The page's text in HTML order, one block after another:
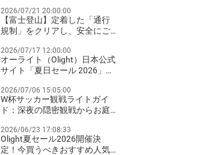
登場！
2026/07/21 20:00:00
【富士登山】定着した「通行
規制」をクリアし、安全にご
ト装備ガイド
2026/07/17 12:00:00
オーライト（Olight）日本公式
サイト「夏日セール 2026」完
同期のビッグセールとお得な
クリアランス祭り！
2026/07/06 15:05:00
W杯サッカー観戦ライトガイ
ド：深夜の隠密観戦からお庭
2026/06/23 17:08:33
Olight夏セール2026開催決
定！今買うべきおすすめ人気